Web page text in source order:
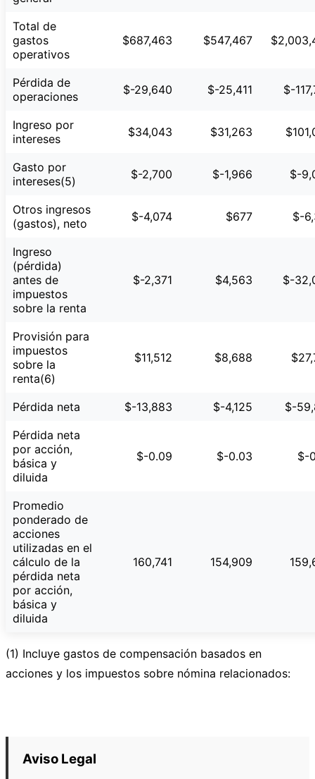
Total de
gastos
operativos
$687,463 $547,467
Pérdida de
operaciones
$-29,640 $-25,411 $-
Ingreso por
intereses
$34,043 $31,263
Gasto por
intereses(5)
$-2,700 $-1,966 $-
Otros ingresos
(gastos), neto
$-4,074 $677 $-
Ingreso
(pérdida)
antes de
impuestos
sobre la renta
$-2,371 $4,563 $-
Provisión para
impuestos
sobre la
renta(6)
$11,512 $8,688
Pérdida neta $-13,883 $-4,125
$-
Pérdida neta
por acción,
básica y
diluida
$-0.09 $-0.03 $-
Promedio
ponderado de
acciones
utilizadas en el
cálculo de la
pérdida neta
por acción,
básica y
diluida
160,741 154,909
(1) Incluye gastos de compensación basados en
acciones y los impuestos sobre nómina relacionados:
Aviso Legal